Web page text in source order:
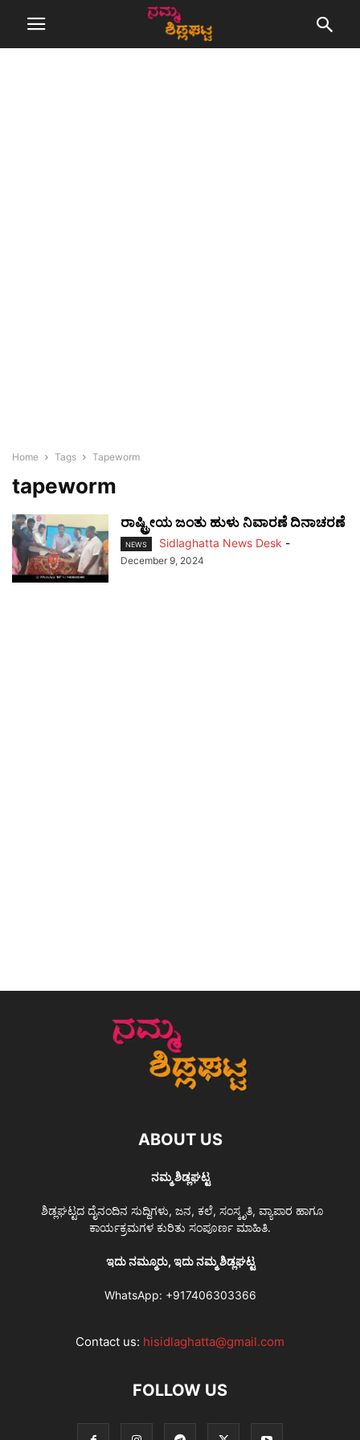
Home Tags Tapeworm
tapeworm
ರಾಷ್ಟ್ರೀಯ ಜಂತು ಹುಳು ನಿವಾರಣೆ ದಿನಾಚರಣೆ
NEWS Sidlaghatta News Desk -
December 9, 2024
ABOUT US
ನಮ್ಮ ಶಿಡ್ಲಘಟ್ಟ
ಶಿಡ್ಲಘಟ್ಟದ ದೈನಂದಿನ ಸುದ್ದಿಗಳು, ಜನ, ಕಲೆ, ಸಂಸ್ಕೃತಿ, ವ್ಯಾಪಾರ ಹಾಗೂ
ಕಾರ್ಯಕ್ರಮಗಳ ಕುರಿತು ಸಂಪೂರ್ಣ ಮಾಹಿತಿ.
ಇದು ನಮ್ಮೂರು, ಇದು ನಮ್ಮ ಶಿಡ್ಲಘಟ್ಟ
WhatsApp: +917406303366
Contact us: hisidlaghatta@gmail.com
FOLLOW US